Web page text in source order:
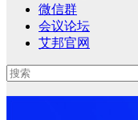
微信群
会议论坛
艾邦官网